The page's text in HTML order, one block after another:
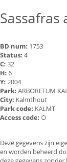
Sassafras
BD num: 1753
Status: 4
C: 32
H: 6
Y: 2004
Park: ARBORETUM
City: Kalmthout
Park code: KALMT
Access code: O
Deze gegevens zijn
en worden beheerd